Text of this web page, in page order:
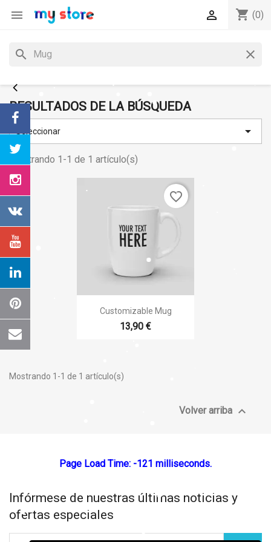
 shopping_cart (0)

search clear
RESULTADOS DE LA BÚSQUEDA
Seleccionar 
Mostrando 1-1 de 1 artículo(s)
Vista rápida
Customizable Mug
13,90 €
favorite_border
Mostrando 1-1 de 1 artículo(s)
Volver arriba 
Page Load Time: -121 milliseconds.
Infórmese de nuestras últimas noticias y
ofertas especiales
Crear lista de deseos
Nombre de la lista de deseos
Cancelar